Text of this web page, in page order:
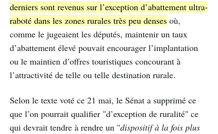
derniers sont revenus sur l’exception d’abattement ultra-
raboté dans les zones rurales très peu denses où,
comme le jugeaient les députés, maintenir un taux
d’abattement élevé pouvait encourager l’implantation
ou le maintien d’offres touristiques concourant à
l’attractivité de telle ou telle destination rurale.
Selon le texte voté ce 21 mai, le Sénat a supprimé ce
que l’on pourrait qualifier "d’exception de ruralité" ce
qui devrait tendre à rendre un "dispositif à la fois plus